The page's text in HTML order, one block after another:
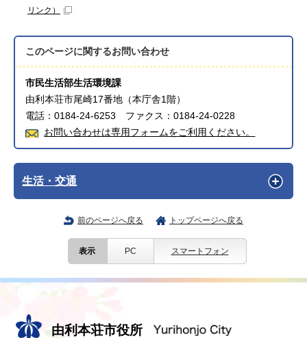
リンク）
このページに関するお問い合わせ
市民生活部生活環境課
由利本荘市尾崎17番地（本庁舎1階）
電話：0184-24-6253 ファクス：0184-24-0228
お問い合わせは専用フォームをご利用ください。
生活・交通
前のページへ戻る トップページへ戻る
表示 PC スマートフォン
由利本荘市役所